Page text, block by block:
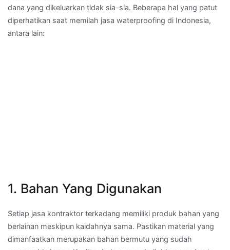
dana yang dikeluarkan tidak sia-sia. Beberapa hal yang patut
diperhatikan saat memilah jasa waterproofing di Indonesia,
antara lain:
1. Bahan Yang Digunakan
Setiap jasa kontraktor terkadang memiliki produk bahan yang
berlainan meskipun kaidahnya sama. Pastikan material yang
dimanfaatkan merupakan bahan bermutu yang sudah